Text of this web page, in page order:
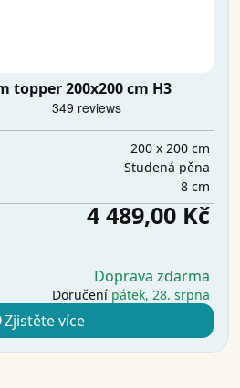
topper 200x200 cm H3
200 x 200 cm
Studená pěna
8 cm
4 489,00 Kč
Doprava zdarma
Doručení pátek, 28. srpna
Zjistěte více